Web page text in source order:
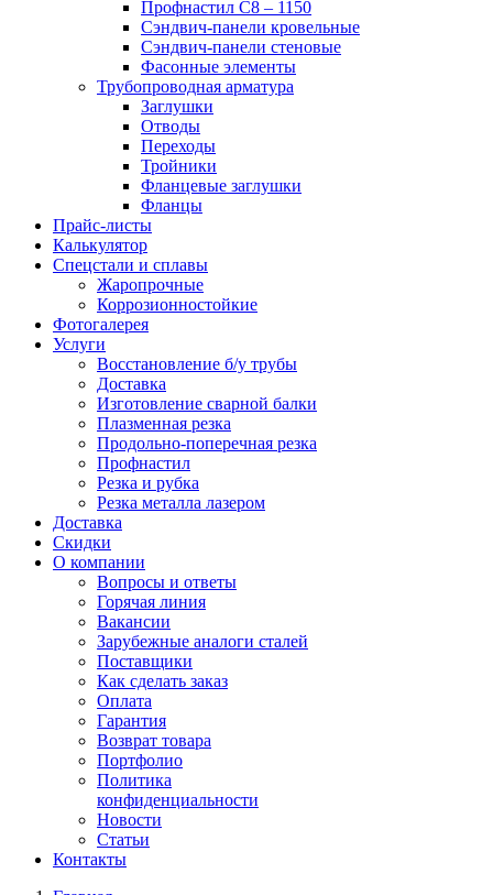
Профнастил С8 – 1150
Сэндвич-панели кровельные
Сэндвич-панели стеновые
Фасонные элементы
Трубопроводная арматура
Заглушки
Отводы
Переходы
Тройники
Фланцевые заглушки
Фланцы
Прайс-листы
Калькулятор
Спецстали и сплавы
Жаропрочные
Коррозионностойкие
Фотогалерея
Услуги
Восстановление б/у трубы
Доставка
Изготовление сварной балки
Плазменная резка
Продольно-поперечная резка
Профнастил
Резка и рубка
Резка металла лазером
Доставка
Скидки
О компании
Вопросы и ответы
Горячая линия
Вакансии
Зарубежные аналоги сталей
Поставщики
Как сделать заказ
Оплата
Гарантия
Возврат товара
Портфолио
Политика
конфиденциальности
Новости
Статьи
Контакты